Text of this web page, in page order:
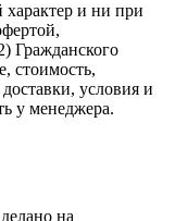
и ни при
Гражданского
стоимость,
условия и
у менеджера.
на